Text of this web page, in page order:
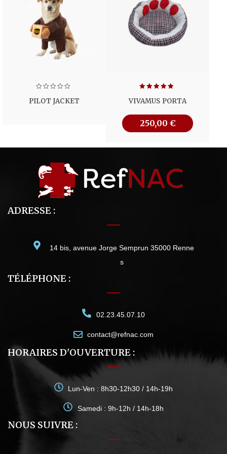
PILOT JACKET
sur 5
VIVAMUS PORTA
250,00 €
ADRESSE :
14 bis, avenue Jorge Semprun 35000 Renne
s
TÉLÉPHONE :
02.23.45.07.10
contact@refnac.com
HORAIRES D'OUVERTURE :
Lun-Ven : 8h30-12h30 / 14h-19h
Samedi : 9h-12h / 14h-18h
NOUS SUIVRE :